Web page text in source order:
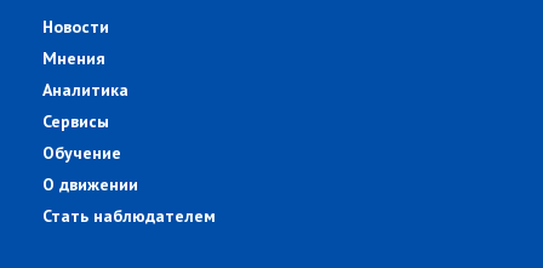
Новости
Мнения
Аналитика
Сервисы
Обучение
О движении
Стать наблюдателем